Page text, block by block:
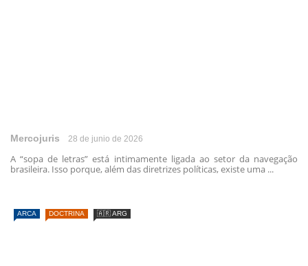
Mercojuris 28 de junio de 2026
A “sopa de letras” está intimamente ligada ao setor da navegação
brasileira. Isso porque, além das diretrizes políticas, existe uma ...
ARCA DOCTRINA 🇦🇷 ARG